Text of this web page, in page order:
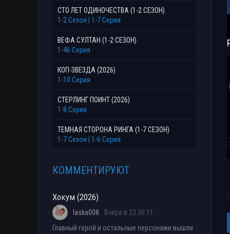
СТО ЛЕТ ОДИНОЧЕСТВА (1-2 СЕЗОН)
1-2 Сезон | 1-7 Серия
ВЕФА СУЛТАН (1-2 СЕЗОН)
1-46 Серия
КОП-ЗВЕЗДА (2026)
1-10 Серия
СТЕРЛИНГ ПОИНТ (2026)
1-8 Серия
ТЕМНАЯ СТОРОНА РИНГА (1-7 СЕЗОН)
1-7 Сезон | 1-6 Серия
КОММЕНТИРУЮТ
Хокум (2026)
laska008
Вчера в 23:36:11
Главный герой и остальные персонажи вышли